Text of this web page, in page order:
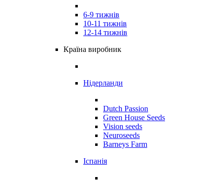
6-9 тижнів
10-11 тижнів
12-14 тижнів
Країна виробник
Нідерланди
Dutch Passion
Green House Seeds
Vision seeds
Neuroseeds
Barneys Farm
Іспанія